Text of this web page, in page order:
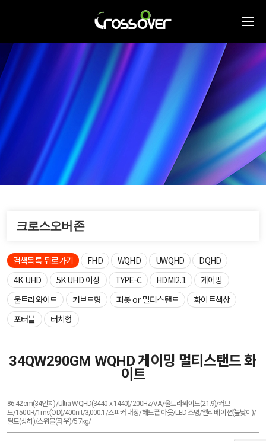
크로스오버존
검색목록 뒤로가기 FHD WQHD UWQHD
DQHD
4K UHD
5K UHD 이상 TYPE-C HDMI2.1
게이밍
울트라와이드
커브드형 피봇 or 멀티스탠드
화이트색상
포터블
터치형
34QW290GM WQHD 게이밍 멀티스탠드 화
이트
86.42cm(34인치)/Ultra WQHD(3440 x 1440)/200Hz/VA/울트라와이드(21:9)/커브
드/1500R/1ms(OD)/400nit/3,000:1/스피커 내장/헤드폰 아웃/LED 조명/엘리베이션(높낮이)/
틸트(상하)/스위블(좌우)/5.7kg/